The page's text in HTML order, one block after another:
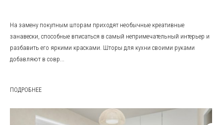
На замену покупным шторам приходят необычные креативные
занавески, способные вписаться в самый непримечательный интерьер и
разбавить его яркими красками. Шторы для кухни своими руками
добавляют в совр...
ПОДРОБНЕЕ